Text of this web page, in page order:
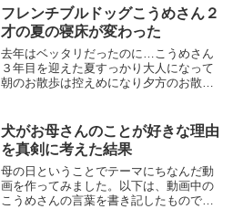
してはマズルが短く短毛犬種なので体温
調整がうまくないこれが一...
フレンチブルドッグこうめさん２
才の夏の寝床が変わった
去年はベッタリだったのに…こうめさん
３年目を迎えた夏すっかり大人になって
朝のお散歩は控えめになり夕方のお散歩
っと変わったんです。去年なんてこんな
感じで可愛く寄り添ってきて...
犬がお母さんのことが好きな理由
を真剣に考えた結果
母の日ということでテーマにちなんだ動
画を作ってみました。以下は、動画中の
こうめさんの言葉を書き記したもので